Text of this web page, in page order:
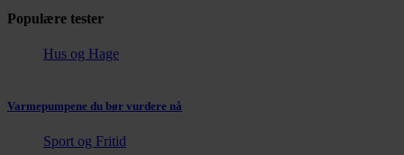
Populære tester
Hus og Hage
Varmepumpene du bør vurdere nå
Sport og Fritid